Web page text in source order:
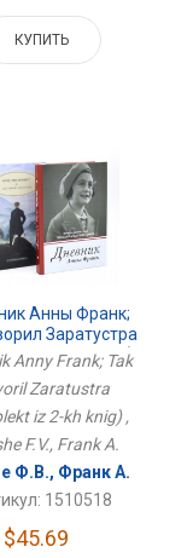
КУПИТЬ
Анны Франк;
Заратустра
Из 2-Х Книг)
Anny Frank; Tak
Zaratustra
iz 2-kh knig) ,
F.V., Frank A.
Ф.В., Франк А.
1510518
$45.69